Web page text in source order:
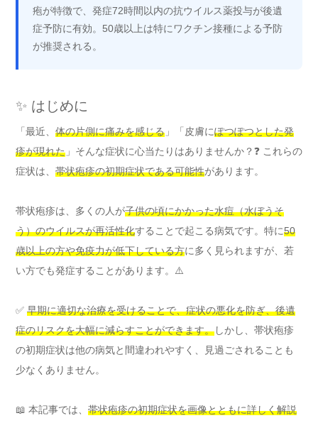
疱が特徴で、発症72時間以内の抗ウイルス薬投与が後遺
症予防に有効。50歳以上は特にワクチン接種による予防
が推奨される。
✨ はじめに
「最近、 体の片側に痛みを感じる 」「皮膚にぽつぽつとした発
疹が現れた 」そんな症状に心当たりはありませんか？❓ これらの
症状は、 帯状疱疹の初期症状である可能性があります。
帯状疱疹は、多くの人が子供の頃にかかった水痘（水ぼうそ
う）のウイルスが再活性化することで起こる病気です。特に50
歳以上の方や免疫力が低下している方に多く見られますが、若
い方でも発症することがあります。⚠️
✅ 早期に適切な治療を受けることで、症状の悪化を防ぎ、後遺
症のリスクを大幅に減らすことができます。しかし、帯状疱疹
の初期症状は他の病気と間違われやすく、見過ごされることも
少なくありません。
📖 本記事では、 帯状疱疹の初期症状を画像とともに詳しく解説